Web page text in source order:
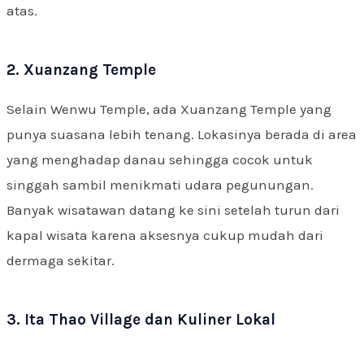
atas.
2. Xuanzang Temple
Selain Wenwu Temple, ada Xuanzang Temple yang
punya suasana lebih tenang. Lokasinya berada di area
yang menghadap danau sehingga cocok untuk
singgah sambil menikmati udara pegunungan.
Banyak wisatawan datang ke sini setelah turun dari
kapal wisata karena aksesnya cukup mudah dari
dermaga sekitar.
3. Ita Thao Village dan Kuliner Lokal